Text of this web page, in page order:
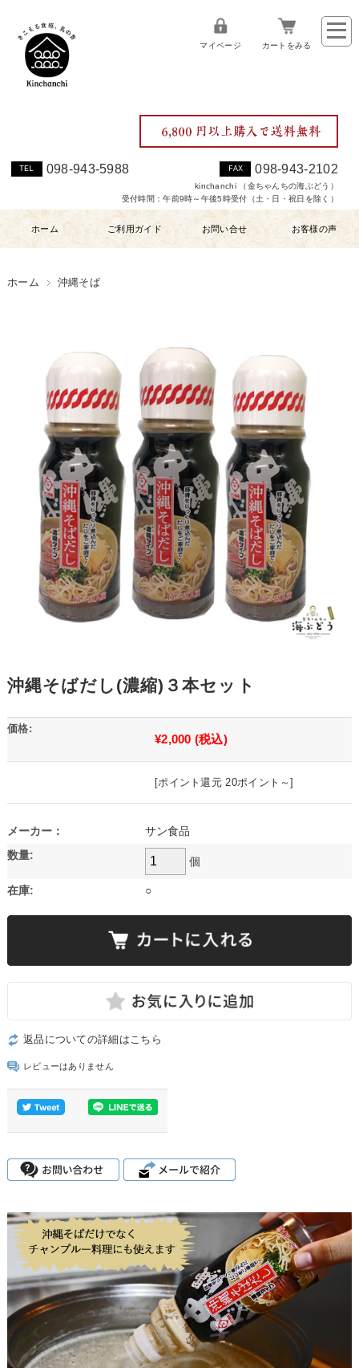
TEL 098-943-5988 FAX 098-943-2102
kinchanchi （金ちゃんちの海ぶどう）
受付時間：午前9時～午後5時受付（土・日・祝日を除く）
マイページ カートをみる
ホーム ご利用ガイド お問い合せ お客様の声
ホーム 沖縄そば
沖縄そばだし(濃縮)３本セット
価格:
¥2,000 (税込)
[ポイント還元 20ポイント～]
メーカー： サン食品
数量:
個
在庫: ○
返品についての詳細はこちら
レビューはありません